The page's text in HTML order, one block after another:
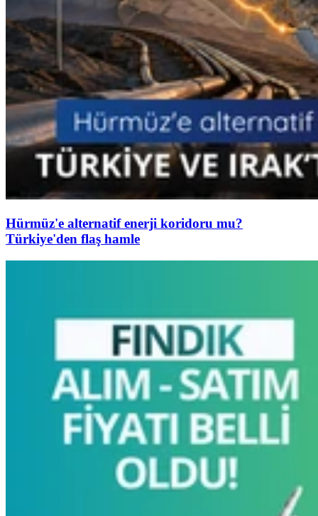
Hürmüz'e alternatif enerji koridoru mu?
Türkiye'den flaş hamle